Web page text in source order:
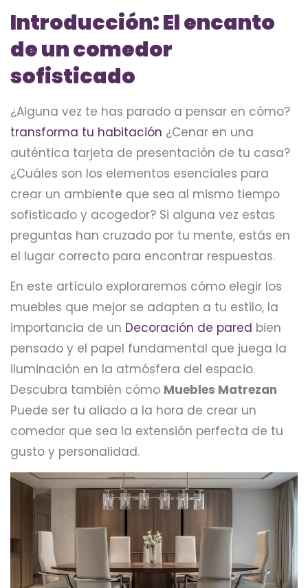
Introducción: El encanto
de un comedor
sofisticado
¿Alguna vez te has parado a pensar en cómo?
transforma tu habitación ¿Cenar en una
auténtica tarjeta de presentación de tu casa?
¿Cuáles son los elementos esenciales para
crear un ambiente que sea al mismo tiempo
sofisticado y acogedor? Si alguna vez estas
preguntas han cruzado por tu mente, estás en
el lugar correcto para encontrar respuestas.
En este artículo exploraremos cómo elegir los
muebles que mejor se adapten a tu estilo, la
importancia de un Decoración de pared bien
pensado y el papel fundamental que juega la
iluminación en la atmósfera del espacio.
Descubra también cómo Muebles Matrezan
Puede ser tu aliado a la hora de crear un
comedor que sea la extensión perfecta de tu
gusto y personalidad.